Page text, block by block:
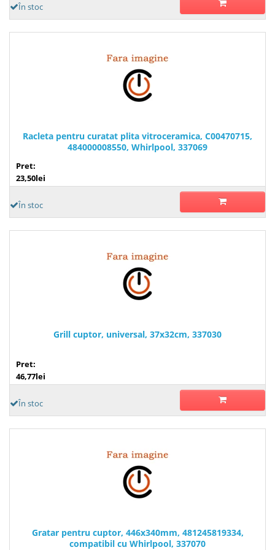
În stoc
Racleta pentru curatat plita vitroceramica, C00470715,
484000008550, Whirlpool, 337069
Pret:
23,50lei
În stoc
Grill cuptor, universal, 37x32cm, 337030
Pret:
46,77lei
În stoc
Gratar pentru cuptor, 446x340mm, 481245819334,
compatibil cu Whirlpool, 337070